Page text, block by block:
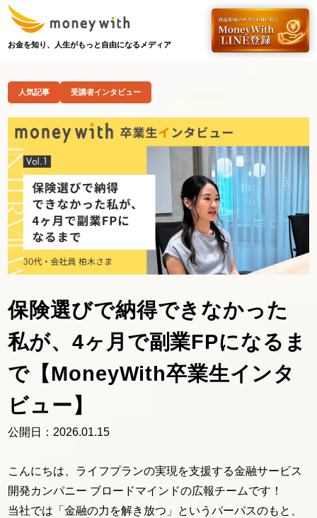
お金を知り、人生がもっと自由になるメディア
人気記事 受講者インタビュー
保険選びで納得できなかった
私が、4ヶ月で副業FPになるま
で【MoneyWith卒業生インタ
ビュー】
公開日： 2026.01.15
こんにちは、ライフプランの実現を支援する金融サービス
開発カンパニー ブロードマインドの広報チームです！
当社では「金融の力を解き放つ」というパーパスのもと、